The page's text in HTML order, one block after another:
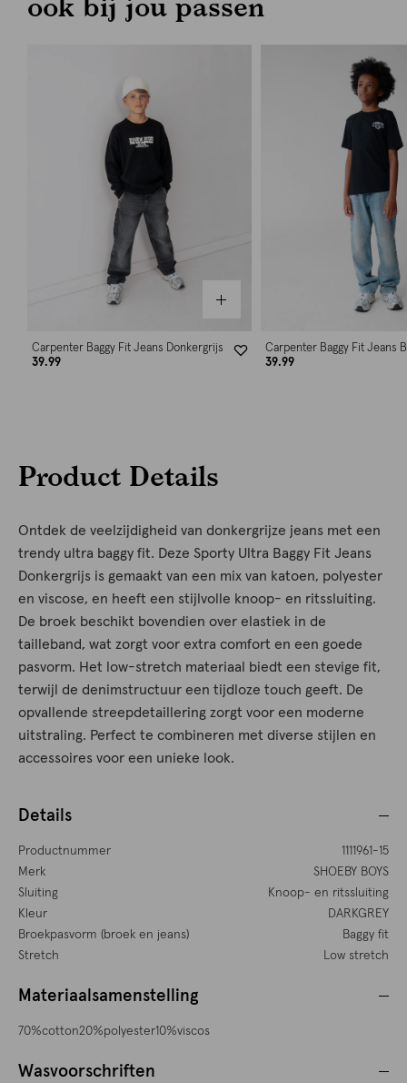
Carpenter Baggy Fit Jeans Donkergrijs
39.99
Carpenter Baggy Fit Jeans
39.99
Product Details
Ontdek de veelzijdigheid van donkergrijze jeans met een
trendy ultra baggy fit. Deze Sporty Ultra Baggy Fit Jeans
Donkergrijs is gemaakt van een mix van katoen, polyester
en viscose, en heeft een stijlvolle knoop- en ritssluiting.
De broek beschikt bovendien over elastiek in de
tailleband, wat zorgt voor extra comfort en een goede
pasvorm. Het low-stretch materiaal biedt een stevige fit,
terwijl de denimstructuur een tijdloze touch geeft. De
opvallende streepdetaillering zorgt voor een moderne
uitstraling. Perfect te combineren met diverse stijlen en
accessoires voor een unieke look.
Details
Productnummer
1111961-15
Merk
SHOEBY BOYS
Sluiting
Knoop- en ritssluiting
Kleur
DARKGREY
Broekpasvorm (broek en jeans)
Baggy fit
Stretch
Low stretch
Materiaalsamenstelling
70%cotton20%polyester10%viscos
Wasvoorschriften